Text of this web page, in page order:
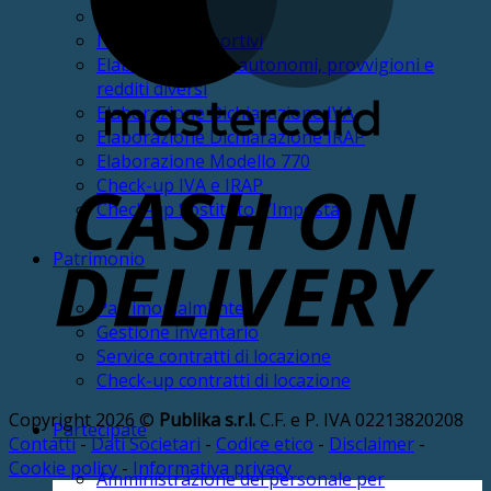
Service fiscale
IVA Impianti sportivi
Elaborazione CU autonomi, provvigioni e
redditi diversi
Elaborazione Dichiarazione IVA
Elaborazione Dichiarazione IRAP
Elaborazione Modello 770
Check-up IVA e IRAP
Check-up Sostituto d’Imposta
Patrimonio
PatrimonialmEnte
Gestione inventario
Service contratti di locazione
Check-up contratti di locazione
Partecipate
Amministrazione del personale per
Copyright 2026 © Publika s.r.l. C.F. e P. IVA 02213820208
Contatti-Dati Societari - Codice etico - Disclaimer -
Cookie policy - Informativa privacy